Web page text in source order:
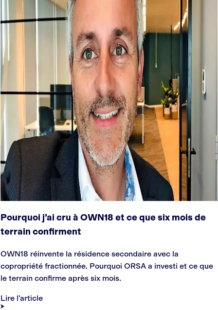
Pourquoi j’ai cru à OWN18 et ce que six mois de
terrain confirment
OWN18 réinvente la résidence secondaire avec la
copropriété fractionnée. Pourquoi ORSA a investi et ce que
le terrain confirme après six mois.
Lire l’article